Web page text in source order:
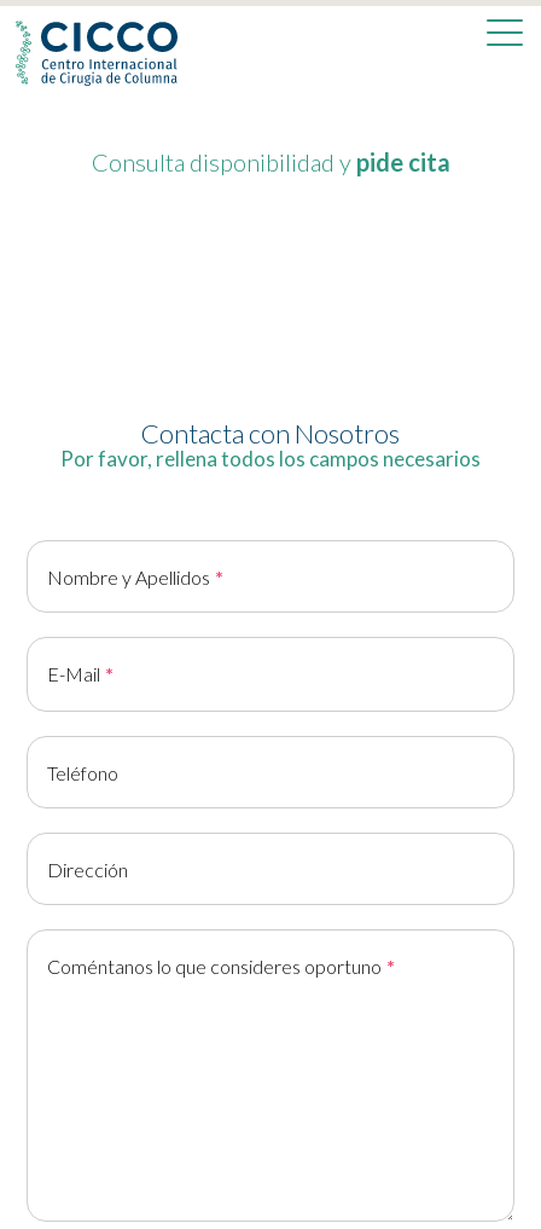
Consulta disponibilidad y pide cita
Contacta con Nosotros
Por favor, rellena todos los campos necesarios
Nombre y Apellidos
E-Mail
Teléfono
Dirección
Coméntanos lo que consideres oportuno